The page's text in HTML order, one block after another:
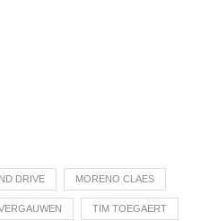
DRIVE MORENO CLAES
TIM TOEGAERT